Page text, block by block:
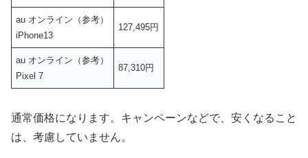
au オンライン（参考）
iPhone13
127,495円
au オンライン（参考）
Pixel 7
87,310円
通常価格になります。キャンペーンなどで、安くなること
は、考慮していません。